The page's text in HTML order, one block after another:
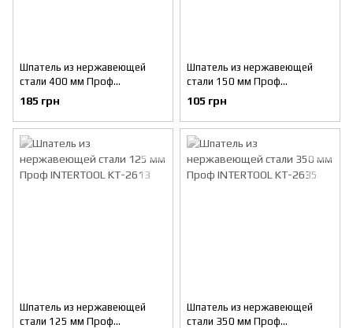
Шпатель из нержавеющей
стали 400 мм Проф
INTERTOOL KT-2640
185 грн
Шпатель из нержавеющей
стали 150 мм Проф
INTERTOOL KT-2615
105 грн
Шпатель из нержавеющей
стали 125 мм Проф
Шпатель из нержавеющей
стали 350 мм Проф